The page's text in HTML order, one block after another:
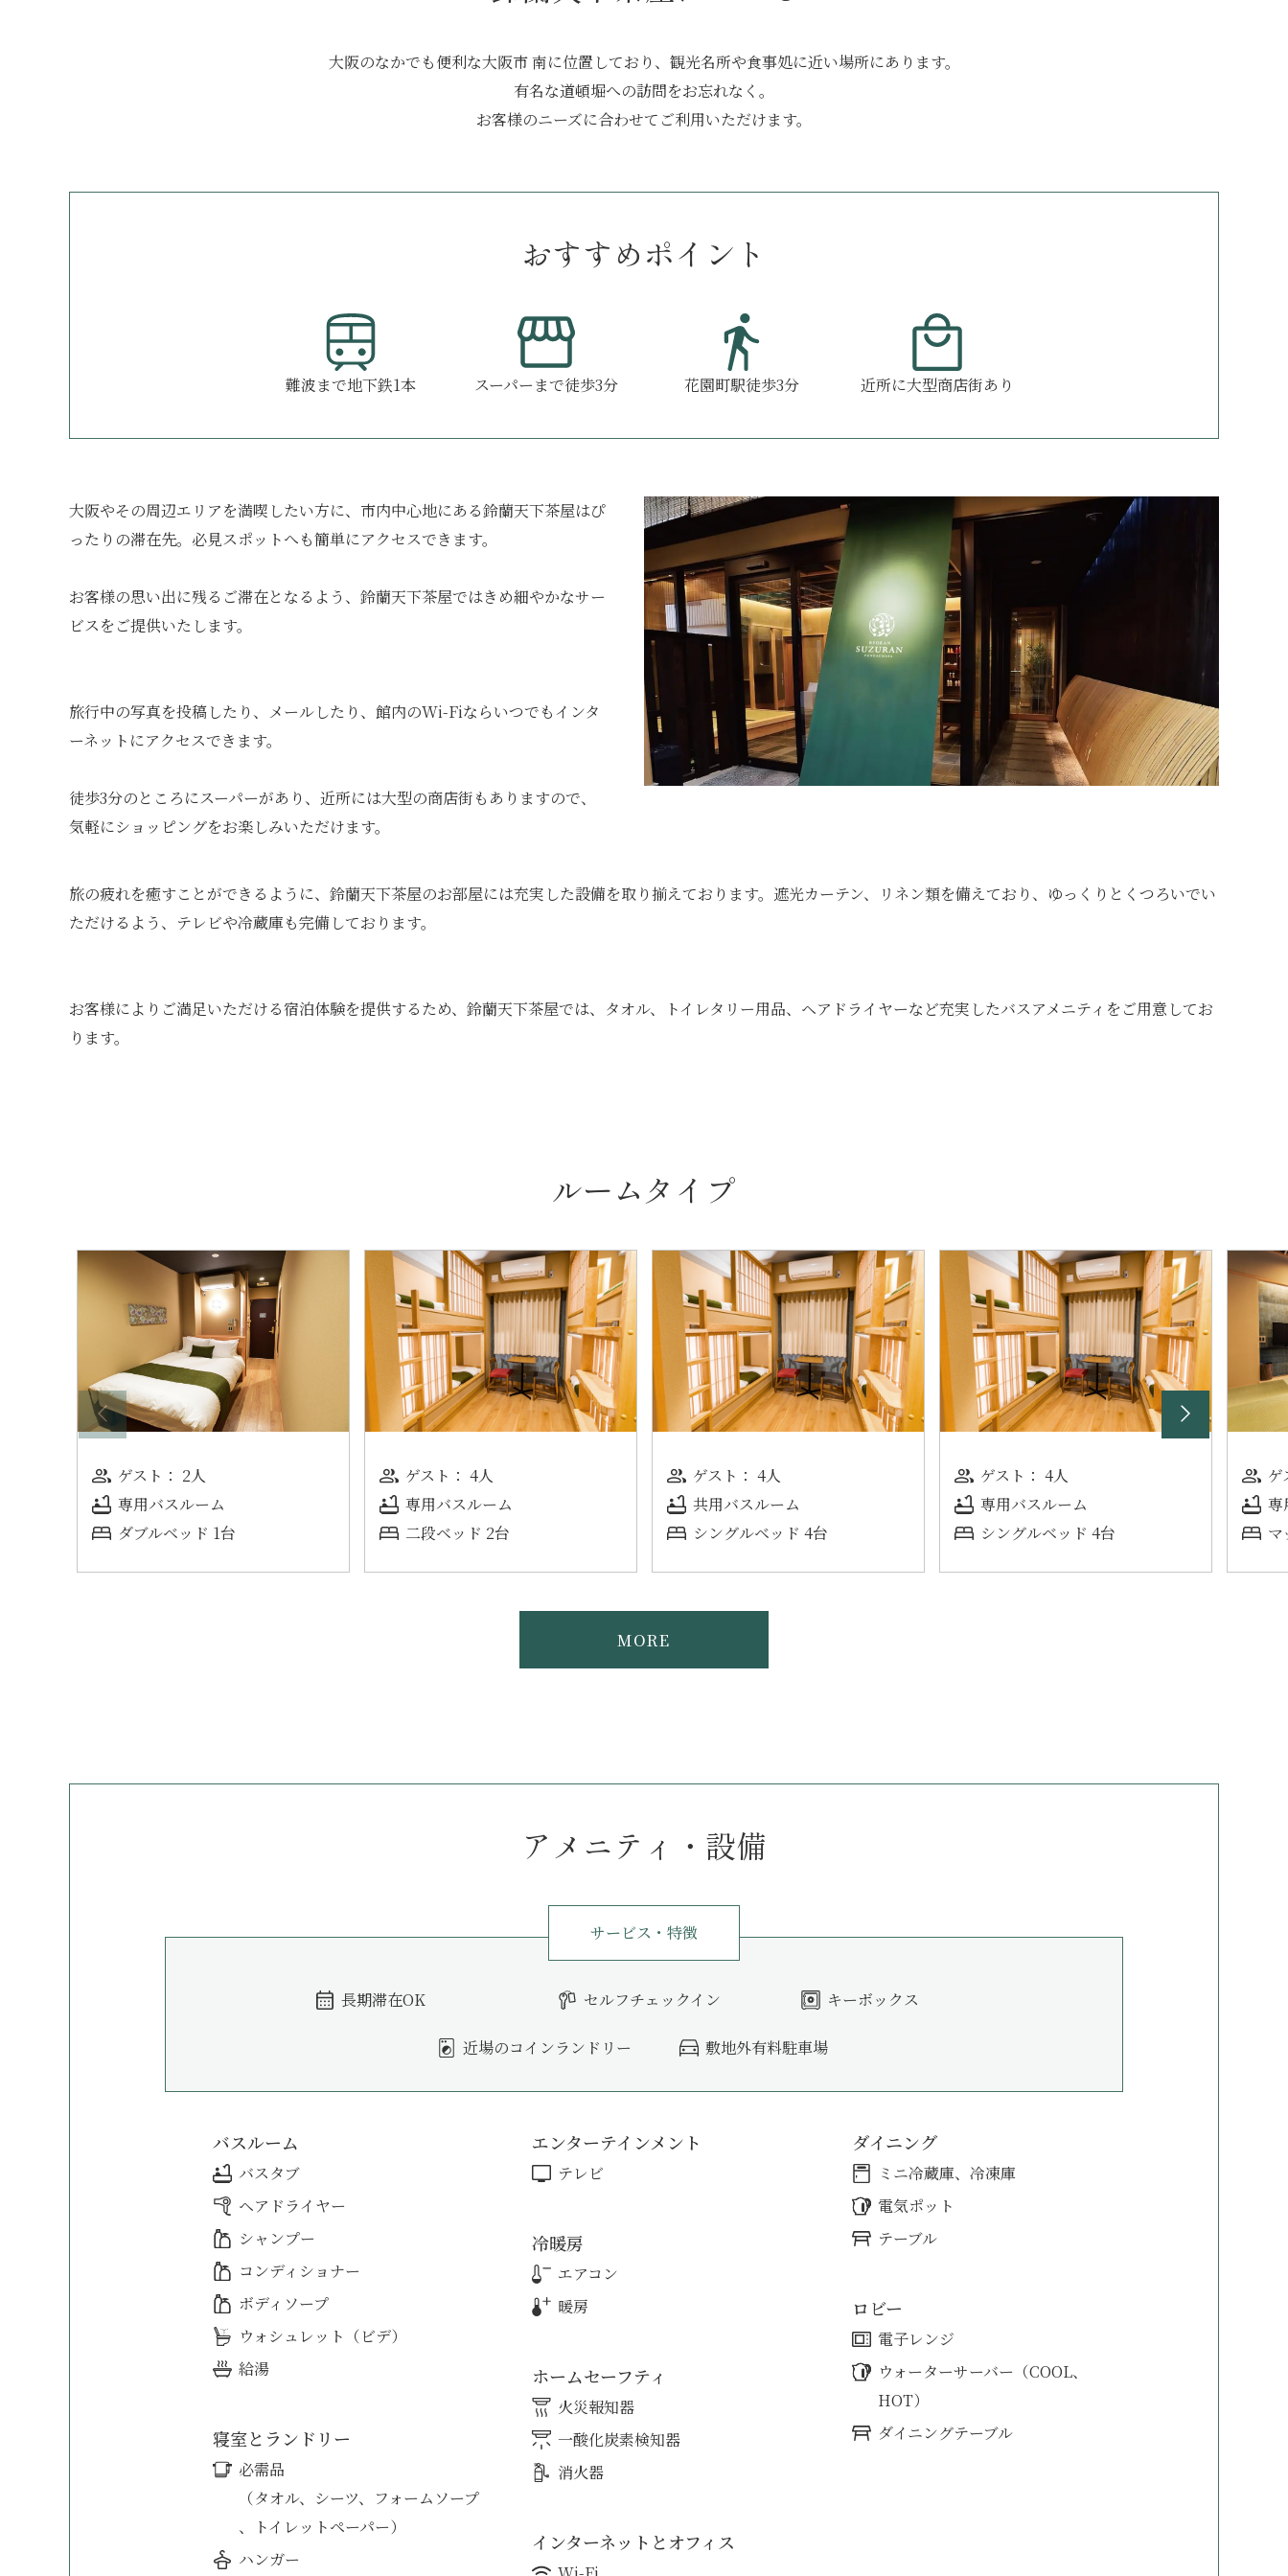
大阪のなかでも便利な大阪市 南に位置しており、観光名所や食事処に近い場所にあります。
有名な道頓堀への訪問をお忘れなく。
お客様のニーズに合わせてご利用いただけます。
おすすめポイント
難波まで地下鉄1本 スーパーまで徒歩3分 花園町駅徒歩3分 近所に大型商店街あり
大阪やその周辺エリアを満喫したい方に、市内中心地にある鈴蘭天下茶屋はぴ
ったりの滞在先。必見スポットへも簡単にアクセスできます。
お客様の思い出に残るご滞在となるよう、鈴蘭天下茶屋ではきめ細やかなサー
ビスをご提供いたします。
旅行中の写真を投稿したり、メールしたり、館内のWi-Fiならいつでもインタ
ーネットにアクセスできます。
徒歩3分のところにスーパーがあり、近所には大型の商店街もありますので、
気軽にショッピングをお楽しみいただけます。
旅の疲れを癒すことができるように、鈴蘭天下茶屋のお部屋には充実した設備を取り揃えております。遮光カーテン、リネン類を備えており、ゆっくりとくつろいでい
ただけるよう、テレビや冷蔵庫も完備しております。
お客様によりご満足いただける宿泊体験を提供するため、鈴蘭天下茶屋では、タオル、トイレタリー用品、ヘアドライヤーなど充実したバスアメニティをご用意してお
ります。
ルームタイプ
ゲスト： 2人
専用バスルーム
ダブルベッド 1台
ゲスト： 4人
専用バスルーム
二段ベッド 2台
ゲスト： 4人
共用バスルーム
シ⁠ン⁠グ⁠ル⁠ベ⁠ッ⁠ド 4⁠台
ゲスト： 4人
専用バスルーム
シ⁠ン⁠グ⁠ル⁠ベ⁠ッ⁠ド 4⁠台
ゲ
専
マ
MORE
アメニティ・設備
サービス・特徴
長期滞在OK セルフチェックイン キーボックス
近場のコインランドリー 敷地外有料駐車場
バスルーム
バスタブ
ヘアドライヤー
シャンプー
コンディショナー
ボディソープ
ウォシュレット（ビデ）
給湯
寝室とランドリー
必需品
（タオル、シーツ、フォームソープ
、トイレットペーパー）
ハンガー
エンターテインメント
テレビ
冷暖房
エアコン
暖房
ホームセーフティ
火災報知器
一酸化炭素検知器
消火器
インターネットとオフィス
ダイニング
ミニ冷蔵庫、冷凍庫
電気ポット
テーブル
ロビー
電子レンジ
ウォーターサーバー（COOL、
HOT）
ダイニングテーブル